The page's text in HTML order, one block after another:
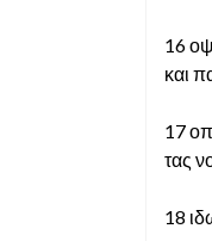
16
και
17
τας
18